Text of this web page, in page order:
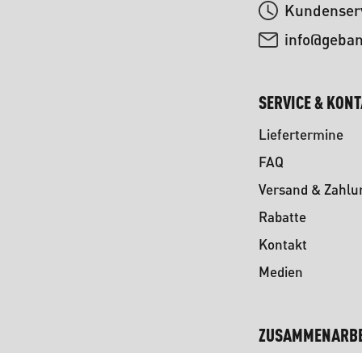
SERVICE &
Liefertermine
FAQ
Versand &
Rabatte
Kontakt
Medien